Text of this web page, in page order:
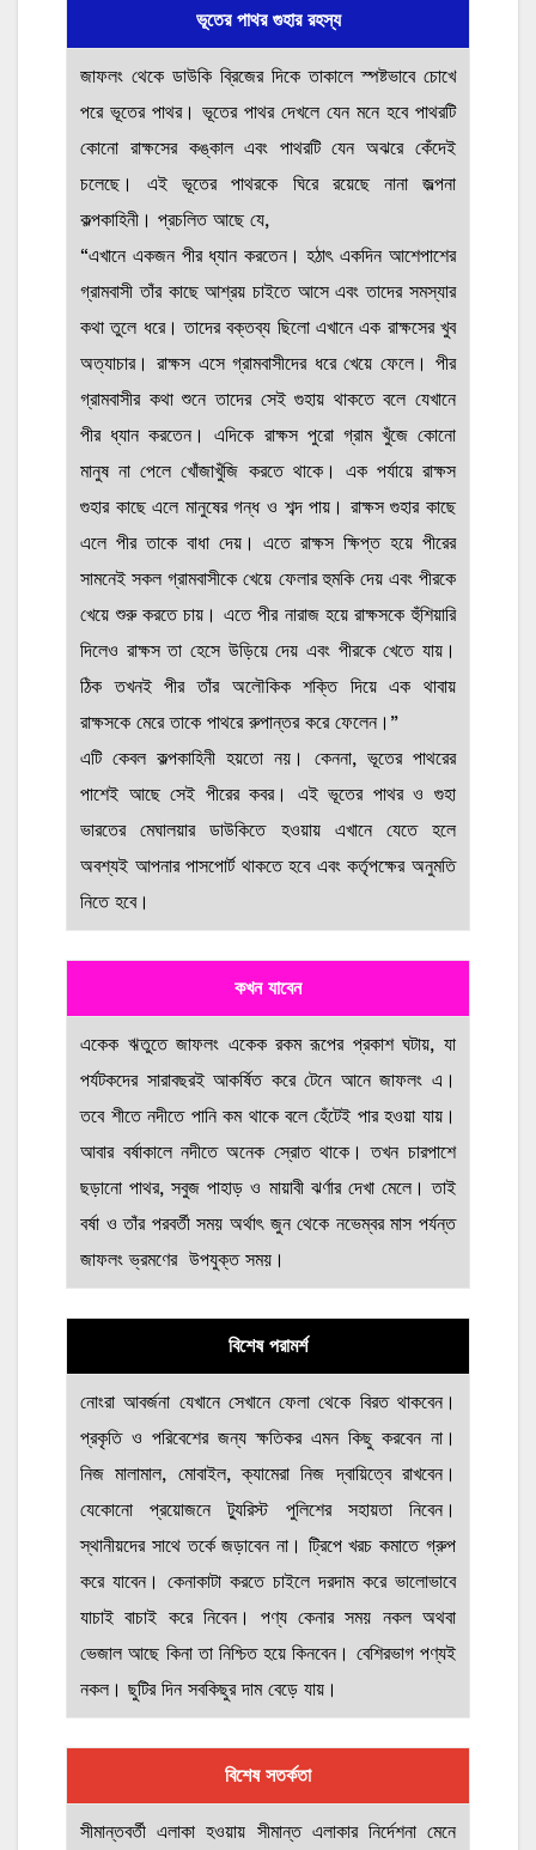
ভূতের পাথর গুহার রহস্য
জাফলং থেকে ডাউকি ব্রিজের দিকে তাকালে স্পষ্টভাবে চোখে
পরে ভূতের পাথর। ভূতের পাথর দেখলে যেন মনে হবে পাথরটি
কোনো রাক্ষসের কঙ্কাল এবং পাথরটি যেন অঝরে কেঁদেই
চলেছে। এই ভূতের পাথরকে ঘিরে রয়েছে নানা জল্পনা
কল্পকাহিনী। প্রচলিত আছে যে,
“এখানে একজন পীর ধ্যান করতেন। হঠাৎ একদিন আশেপাশের
গ্রামবাসী তাঁর কাছে আশ্রয় চাইতে আসে এবং তাদের সমস্যার
কথা তুলে ধরে। তাদের বক্তব্য ছিলো এখানে এক রাক্ষসের খুব
অত্যাচার। রাক্ষস এসে গ্রামবাসীদের ধরে খেয়ে ফেলে। পীর
গ্রামবাসীর কথা শুনে তাদের সেই গুহায় থাকতে বলে যেখানে
পীর ধ্যান করতেন। এদিকে রাক্ষস পুরো গ্রাম খুঁজে কোনো
মানুষ না পেলে খোঁজাখুঁজি করতে থাকে। এক পর্যায়ে রাক্ষস
গুহার কাছে এলে মানুষের গন্ধ ও শব্দ পায়। রাক্ষস গুহার কাছে
এলে পীর তাকে বাধা দেয়। এতে রাক্ষস ক্ষিপ্ত হয়ে পীরের
সামনেই সকল গ্রামবাসীকে খেয়ে ফেলার হুমকি দেয় এবং পীরকে
খেয়ে শুরু করতে চায়। এতে পীর নারাজ হয়ে রাক্ষসকে হুঁশিয়ারি
দিলেও রাক্ষস তা হেসে উড়িয়ে দেয় এবং পীরকে খেতে যায়।
ঠিক তখনই পীর তাঁর অলৌকিক শক্তি দিয়ে এক থাবায়
রাক্ষসকে মেরে তাকে পাথরে রুপান্তর করে ফেলেন।”
এটি কেবল কল্পকাহিনী হয়তো নয়। কেননা, ভূতের পাথরের
পাশেই আছে সেই পীরের কবর। এই ভূতের পাথর ও গুহা
ভারতের মেঘালয়ার ডাউকিতে হওয়ায় এখানে যেতে হলে
অবশ্যই আপনার পাসপোর্ট থাকতে হবে এবং কর্তৃপক্ষের অনুমতি
নিতে হবে।
কখন যাবেন
একেক ঋতুতে জাফলং একেক রকম রূপের প্রকাশ ঘটায়, যা
পর্যটকদের সারাবছরই আকর্ষিত করে টেনে আনে জাফলং এ।
তবে শীতে নদীতে পানি কম থাকে বলে হেঁটেই পার হওয়া যায়।
আবার বর্ষাকালে নদীতে অনেক স্রোত থাকে। তখন চারপাশে
ছড়ানো পাথর, সবুজ পাহাড় ও মায়াবী ঝর্ণার দেখা মেলে। তাই
বর্ষা ও তাঁর পরবর্তী সময় অর্থাৎ জুন থেকে নভেম্বর মাস পর্যন্ত
জাফলং ভ্রমণের উপযুক্ত সময়।
বিশেষ পরামর্শ
নোংরা আবর্জনা যেখানে সেখানে ফেলা থেকে বিরত থাকবেন।
প্রকৃতি ও পরিবেশের জন্য ক্ষতিকর এমন কিছু করবেন না।
নিজ মালামাল, মোবাইল, ক্যামেরা নিজ দ্বায়িত্বে রাখবেন।
যেকোনো প্রয়োজনে ট্যুরিস্ট পুলিশের সহায়তা নিবেন।
স্থানীয়দের সাথে তর্কে জড়াবেন না। ট্রিপে খরচ কমাতে গ্রুপ
করে যাবেন। কেনাকাটা করতে চাইলে দরদাম করে ভালোভাবে
যাচাই বাচাই করে নিবেন। পণ্য কেনার সময় নকল অথবা
ভেজাল আছে কিনা তা নিশ্চিত হয়ে কিনবেন। বেশিরভাগ পণ্যই
নকল। ছুটির দিন সবকিছুর দাম বেড়ে যায়।
বিশেষ সতর্কতা
সীমান্তবর্তী এলাকা হওয়ায় সীমান্ত এলাকার নির্দেশনা মেনে